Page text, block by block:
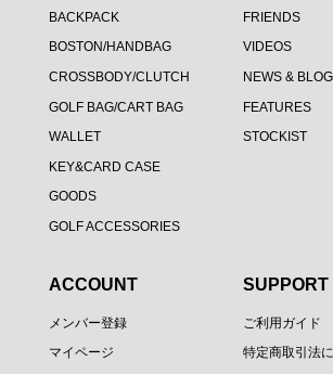
BACKPACK
BOSTON/HANDBAG
CROSSBODY/CLUTCH
GOLF BAG/CART BAG
WALLET
KEY&CARD CASE
GOODS
GOLF ACCESSORIES
FRIENDS
VIDEOS
NEWS & BLOG
FEATURES
STOCKIST
ACCOUNT
メンバー登録
マイページ
SUPPORT
ご利用ガイド
特定商取引法